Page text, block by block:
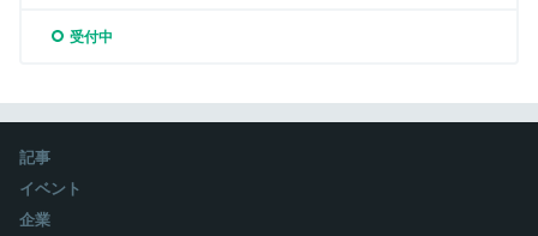
受付中
記事
イベント
企業